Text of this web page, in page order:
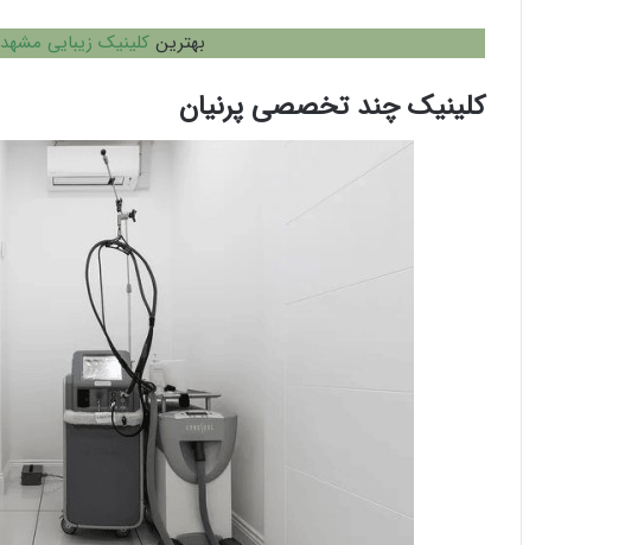
بهترین کلینیک زیبایی مشهد
کلینیک چند تخصصی پرنیان